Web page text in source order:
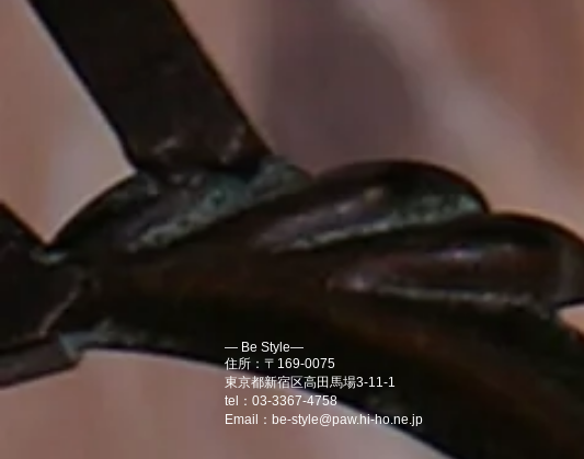
― Be Style―
住所：〒169-0075
東京都新宿区高田馬場3-11-1
tel：03-3367-4758
Email： be-style@paw.hi-ho.ne.jp